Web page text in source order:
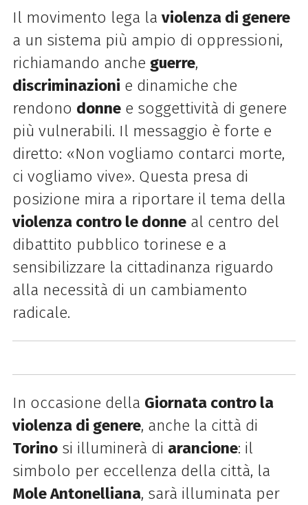
Il movimento lega la violenza di genere
a un sistema più ampio di oppressioni,
richiamando anche guerre,
discriminazioni e dinamiche che
rendono donnee soggettività di genere
più vulnerabili. Il messaggio è forte e
diretto: «Non vogliamo contarci morte,
ci vogliamo vive». Questa presa di
posizione mira a riportare il tema della
violenza contro le donneal centro del
dibattito pubblico torinese e a
sensibilizzare la cittadinanza riguardo
alla necessità di un cambiamento
radicale.
In occasione della Giornata contro la
violenza di genere, anche la città di
Torinosi illuminerà di arancione: il
simbolo per eccellenza della città, la
Mole Antonelliana, sarà illuminata per